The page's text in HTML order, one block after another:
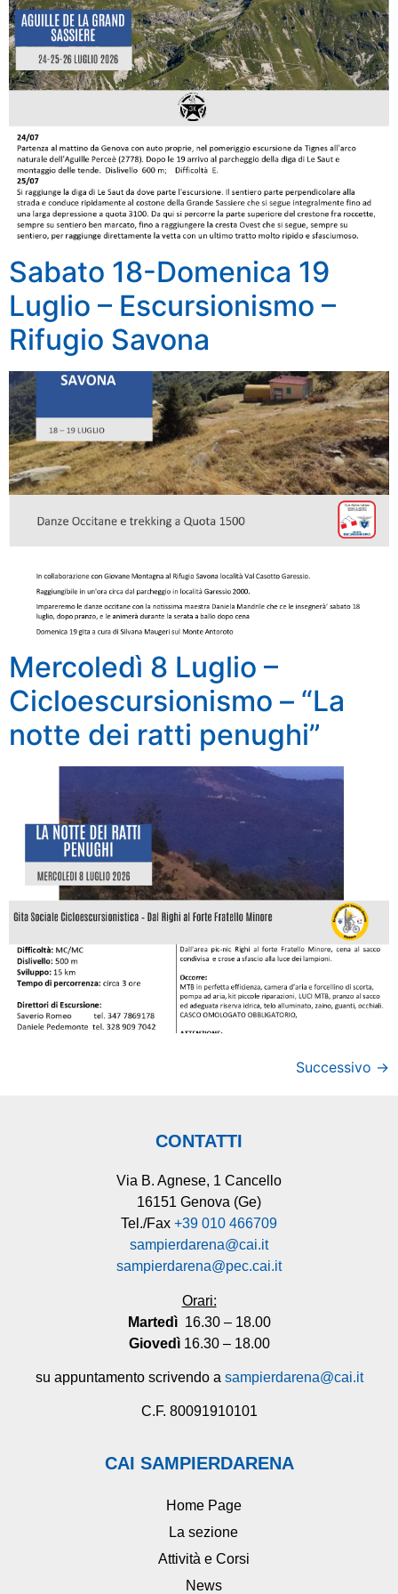
Sabato 18-Domenica 19
Luglio – Escursionismo –
Rifugio Savona
Mercoledì 8 Luglio –
Cicloescursionismo – “La
notte dei ratti penughi”
Successivo →
CONTATTI
Via B. Agnese, 1 Cancello
16151 Genova (Ge)
Tel./Fax +39 010 466709
sampierdarena@cai.it
sampierdarena@pec.cai.it
Orari:
Martedì 16.30 – 18.00
Giovedì16.30 – 18.00
su appuntamento scrivendo a sampierdarena@cai.it
C.F. 80091910101
CAI SAMPIERDARENA
Home Page
La sezione
Attività e Corsi
News